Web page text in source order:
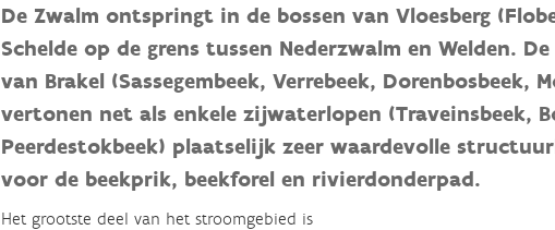
De Zwalm ontspringt in de bossen van Vloesberg
Schelde op de grens tussen Nederzwalm en Welden.
van Brakel (Sassegembeek, Verrebeek, Dorenbosbeek,
vertonen net als enkele zijwaterlopen (Traveinsbeek,
Peerdestokbeek) plaatselijk zeer waardevolle
voor de beekprik, beekforel en rivierdonderpad.
Het grootste deel van het stroomgebied is